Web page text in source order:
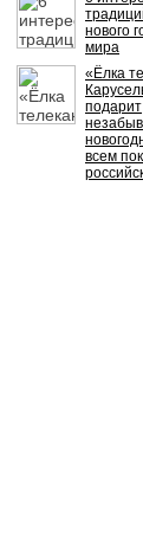
нового
мира
«Ёлка
подарит
всем